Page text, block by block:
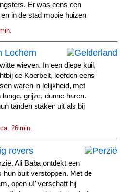
Er was eens een
in de stad mooie huizen
Lochem
wieven. In een diepe kuil,
de Koerbelt, leefden eens
waren in lelijkheid, met
grijze, dunne haren.
tanden staken uit als bij
26 min.
rovers
Ali Baba ontdekt een
hun buit verstoppen. Met de
open u!' verschaft hij